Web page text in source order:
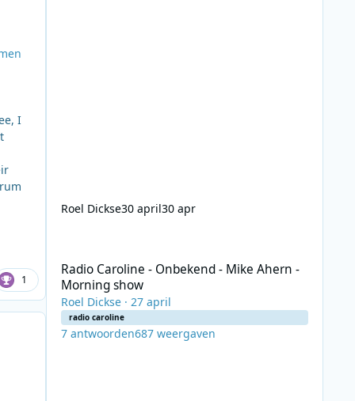
I
1
Roel Dickse30 april30 apr
Radio Caroline - Onbekend - Mike Ahern -
Morning show
Roel Dickse· 27 april
radio caroline
7 antwoorden687 weergaven